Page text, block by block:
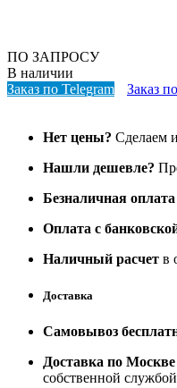
ПО ЗАПРОСУ
В наличии
Заказ по Telegram
Заказ
Нет цены? Сделаем
Нашли дешевле?
Безналичная оплата
Оплата с
Наличный расчет в
Доставка
Самовывоз
Доставка по Москве
собственной